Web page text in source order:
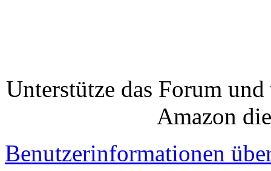
Unterstütze das Forum
Amazon
Benutzerinformationen